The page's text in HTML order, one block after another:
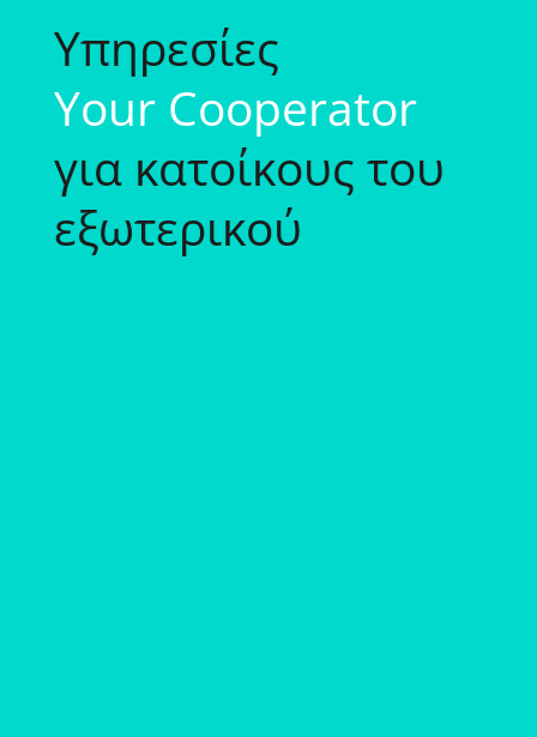
Υπηρεσίες
Your Cooperator
για κατοίκους του
εξωτερικού